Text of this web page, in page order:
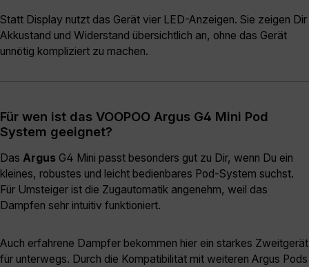
Statt Display nutzt das Gerät vier LED-Anzeigen. Sie zeigen Dir
Akkustand und Widerstand übersichtlich an, ohne das Gerät
unnötig kompliziert zu machen.
Für wen ist das VOOPOO Argus G4 Mini Pod
System geeignet?
Das Argus G4 Mini passt besonders gut zu Dir, wenn Du ein
kleines, robustes und leicht bedienbares Pod-System suchst.
Für Umsteiger ist die Zugautomatik angenehm, weil das
Dampfen sehr intuitiv funktioniert.
Auch erfahrene Dampfer bekommen hier ein starkes Zweitgerät
für unterwegs. Durch die Kompatibilität mit weiteren Argus Pods